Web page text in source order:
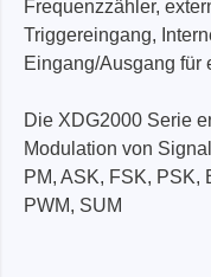
Frequenzzähler,
Triggereingang,
Eingang/Ausgang für
Die XDG2000 Serie
Modulation von
PM, ASK, FSK, PSK,
PWM, SUM